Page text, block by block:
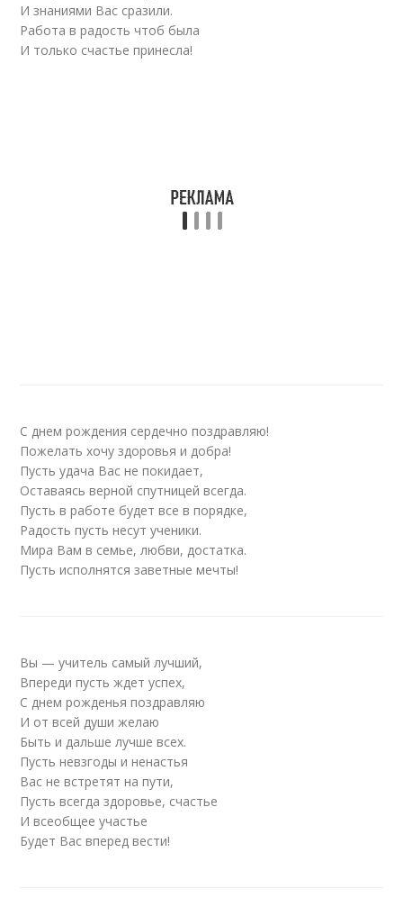
И знаниями Вас сразили.
Работа в радость чтоб была
И только счастье принесла!
С днем рождения сердечно поздравляю!
Пожелать хочу здоровья и добра!
Пусть удача Вас не покидает,
Оставаясь верной спутницей всегда.
Пусть в работе будет все в порядке,
Радость пусть несут ученики.
Мира Вам в семье, любви, достатка.
Пусть исполнятся заветные мечты!
Вы — учитель самый лучший,
Впереди пусть ждет успех,
С днем рожденья поздравляю
И от всей души желаю
Быть и дальше лучше всех.
Пусть невзгоды и ненастья
Вас не встретят на пути,
Пусть всегда здоровье, счастье
И всеобщее участье
Будет Вас вперед вести!